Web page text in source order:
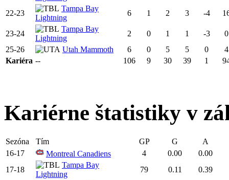
22-23
Tampa Bay
Lightning
6 1 2 3 -4
23-24
Tampa Bay
Lightning
2 0 1 1 -3
0
25-26
Utah Mammoth 6 0 5 5 0
4
Kariéra -- 106 9 30 39 1
Kariérne štatistiky v
Sezóna Tím GP G
A
16-17
Montreal Canadiens 4 0.00
0.00
17-18
Tampa Bay
Lightning
79 0.11 0.39